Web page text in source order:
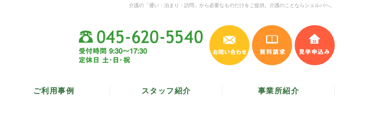
介護の「通い・泊まり・訪問」から必要なものだけをご提供。介護のことならシェルパへ。
045-620-5540
受付時間 9:30～17:30／ 定休日 土・日・祝
お問い合わせ 資料請求
ご利用事例 スタッフ紹介 事業所紹介